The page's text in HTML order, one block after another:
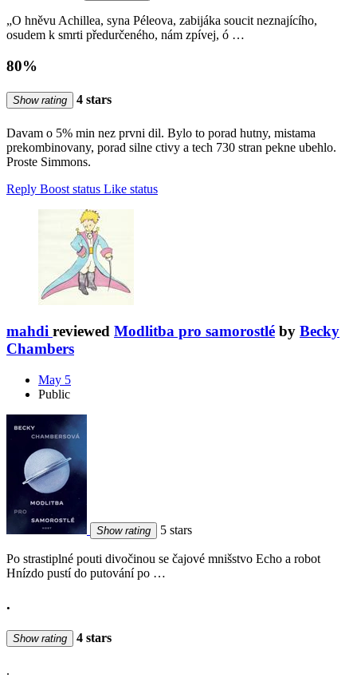
„O hněvu Achillea, syna Péleova, zabijáka soucit neznajícího,
osudem k smrti předurčeného, nám zpívej, ó …
80%
Show rating 4 stars
Davam o 5% min nez prvni dil. Bylo to porad hutny, mistama
prekombinovany, porad silne ctivy a tech 730 stran pekne ubehlo.
Proste Simmons.
Reply Boost status Like status
mahdi reviewed Modlitba pro samorostlé by Becky
Chambers
May 5
Public
Show rating 5 stars
Po strastiplné pouti divočinou se čajové mnišstvo Echo a robot
Hnízdo pustí do putování po …
.
Show rating 4 stars
.